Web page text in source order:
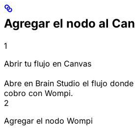
Agregar el nodo al
1
Abrir tu flujo en Canvas
Abre en Brain Studio el flujo
cobro con Wompi.
2
Agregar el nodo Wompi